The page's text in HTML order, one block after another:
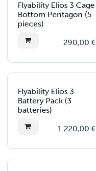
Flyability Elios 3 Cage
Bottom Pentagon (5
pieces)
290,00 €
Flyability Elios 3
Battery Pack (3
batteries)
1.220,00 €